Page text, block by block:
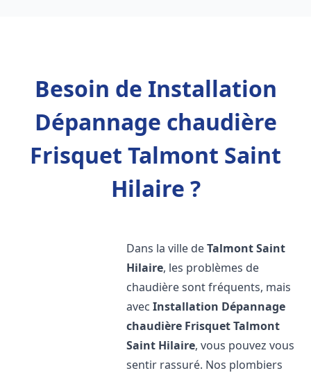
Besoin de Installation
Dépannage chaudière
Frisquet Talmont Saint
Hilaire ?
Dans la ville deTalmont Saint
Hilaire, les problèmes de
chaudière sont fréquents, mais
avecInstallation Dépannage
chaudière FrisquetTalmont
Saint Hilaire, vous pouvez vous
sentir rassuré. Nos plombiers